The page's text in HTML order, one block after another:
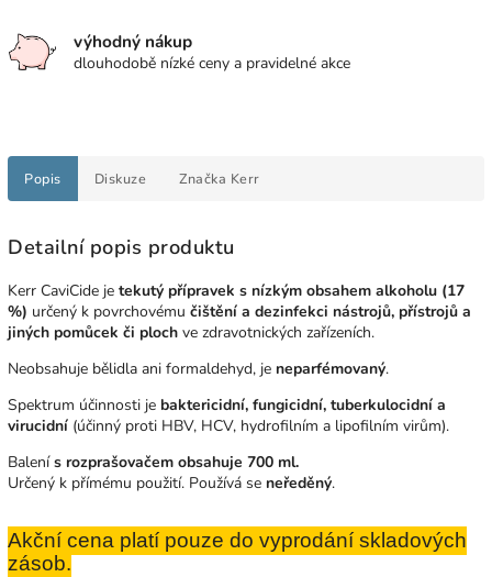
výhodný nákup
dlouhodobě nízké ceny a pravidelné akce
Popis Diskuze Značka Kerr
Detailní popis produktu
Kerr CaviCide je tekutý přípravek s nízkým obsahem alkoholu (17
%) určený k povrchovému čištění a dezinfekci nástrojů, přístrojů a
jiných pomůcek či ploch ve zdravotnických zařízeních.
Neobsahuje bělidla ani formaldehyd, je neparfémovaný.
Spektrum účinnosti je baktericidní, fungicidní, tuberkulocidní a
virucidní (účinný proti HBV, HCV, hydrofilním a lipofilním virům).
Balenís rozprašovačem obsahuje 700 ml.
Určený k přímému použití. Používá se neředěný.
Akční cena platí pouze do vyprodání skladových
zásob.